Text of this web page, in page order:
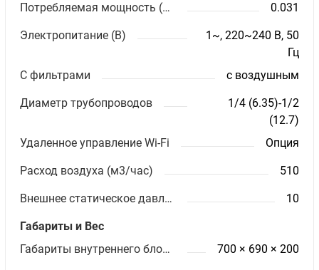
Потребляемая мощность (кВт) 0.031
Электропитание (В)
1~, 220~240 В, 50
Гц
С фильтрами
с воздушным
Диаметр трубопроводов
1/4 (6.35)-1/2
(12.7)
Удаленное управление Wi-Fi
Опция
Расход воздуха (м3/час) 510
Внешнее статическое давление (Па) 10
Габариты и Вес
Габариты внутреннего блока ШхВхГ (мм)
700 × 690 × 200